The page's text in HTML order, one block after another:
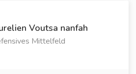
Voutsa nanfah
Mittelfeld